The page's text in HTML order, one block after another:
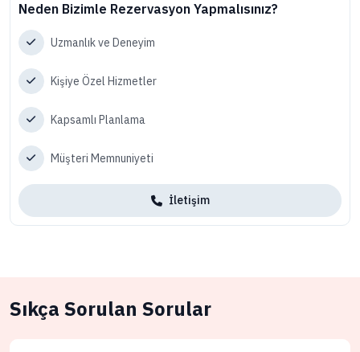
Neden Bizimle Rezervasyon Yapmalısınız?
Uzmanlık ve Deneyim
Kişiye Özel Hizmetler
Kapsamlı Planlama
Müşteri Memnuniyeti
İletişim
Sıkça Sorulan Sorular